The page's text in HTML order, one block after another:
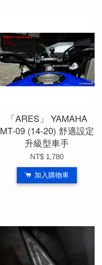
「ARES」 YAMAHA
MT-09 (14-20) 舒適設定
升級型車手
NT$ 1,780
加入購物車